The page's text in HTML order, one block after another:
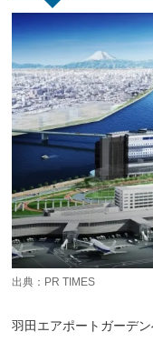
出典： PR TIMES
羽田エアポートガーデ